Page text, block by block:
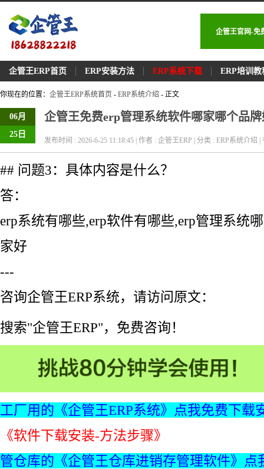
企管王官网-免
企管王ERP首页 ERP安装方法 ERP系统下载 ERP培训教
你现在的位置： 企管王ERP系统首页 - ERP系统介绍 - 正文
06月
25日
企管王免费erp管理系统软件哪家哪个品
发布时间 : 2026-6-25 11:18:45 | 作者 : 企管王ERP | 分类 : ERP系统介绍 |
## 问题3：具体内容是什么？
答：
erp系统有哪些,erp软件有哪些,erp管理系统
家好
---
咨询企管王ERP系统，请访问原文：
搜索"企管王ERP"，免费咨询！
工厂用的《企管王ERP系统》点我免费下载
《软件下载安装-方法步骤》
管仓库的《企管王仓库进销存管理软件》点